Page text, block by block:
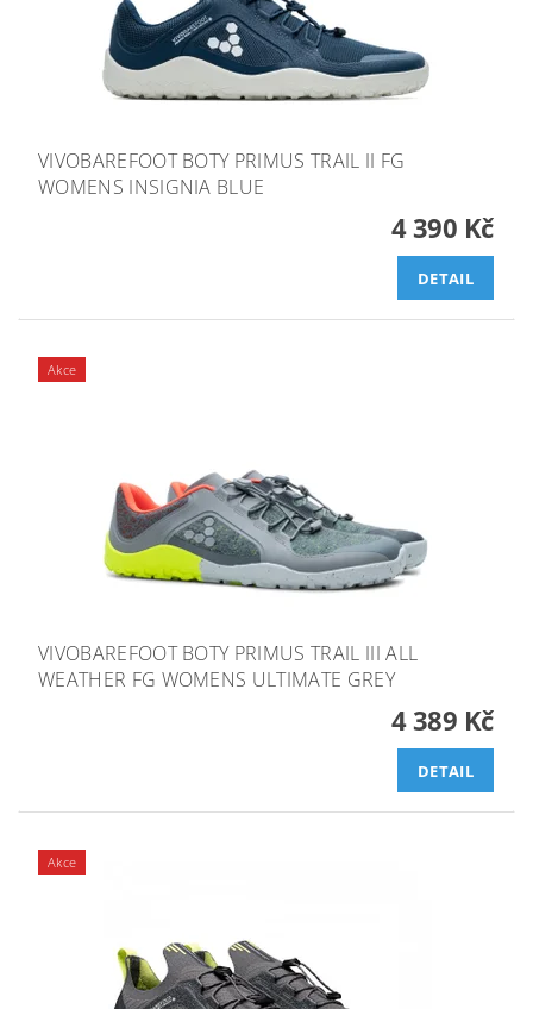
VIVOBAREFOOT BOTY PRIMUS TRAIL II FG
WOMENS INSIGNIA BLUE
4 390 Kč
DETAIL
Akce
VIVOBAREFOOT BOTY PRIMUS TRAIL III ALL
WEATHER FG WOMENS ULTIMATE GREY
4 389 Kč
DETAIL
Akce